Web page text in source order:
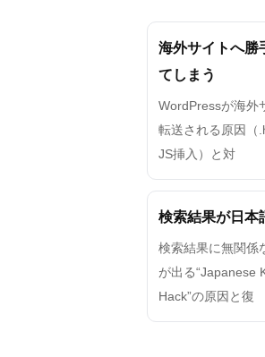
海外サイトへ勝
てしまう
WordPressが海外
転送される原因（
JS挿入）と対
検索結果が日本
検索結果に無関係
が出る“Japanese
Hack”の原因と復